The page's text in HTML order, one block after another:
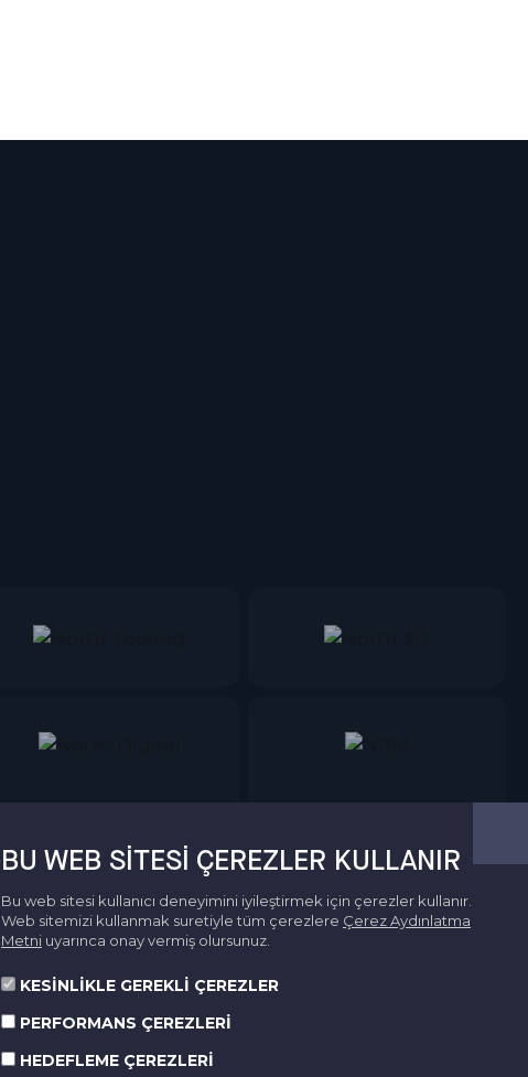
BU WEB SITESI ÇEREZLER KULLANIR
Bu web sitesi kullanıcı deneyimini iyileştirmek için çerezler kullanır.
Web sitemizi kullanmak suretiyle tüm çerezlere Çerez Aydınlatma
Metni uyarınca onay vermiş olursunuz.
KESİNLİKLE GEREKLİ ÇEREZLER
PERFORMANS ÇEREZLERİ
HEDEFLEME ÇEREZLERİ